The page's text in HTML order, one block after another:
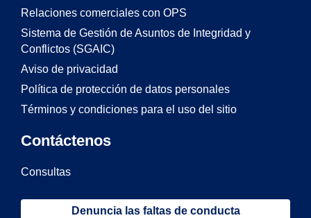
Relaciones comerciales con OPS
Sistema de Gestión de Asuntos de Integridad y
Conflictos (SGAIC)
Aviso de privacidad
Política de protección de datos personales
Términos y condiciones para el uso del sitio
Contáctenos
Consultas
Denuncia las faltas de conducta